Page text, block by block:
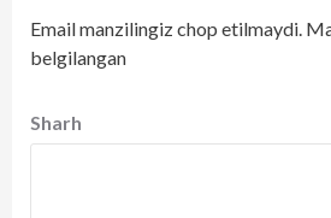
Email manzilingiz chop etilmaydi.
belgilangan
Sharh